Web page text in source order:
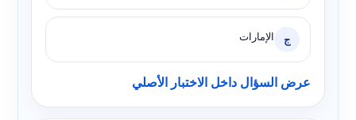
ج الإمارات
عرض السؤال داخل الاختبار الأصلي